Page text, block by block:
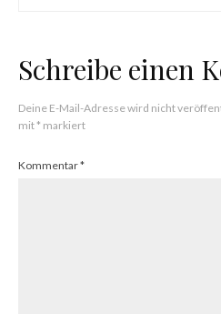
Schreibe einen
Deine E-Mail-Adresse wird nicht
mit* markiert
Kommentar*